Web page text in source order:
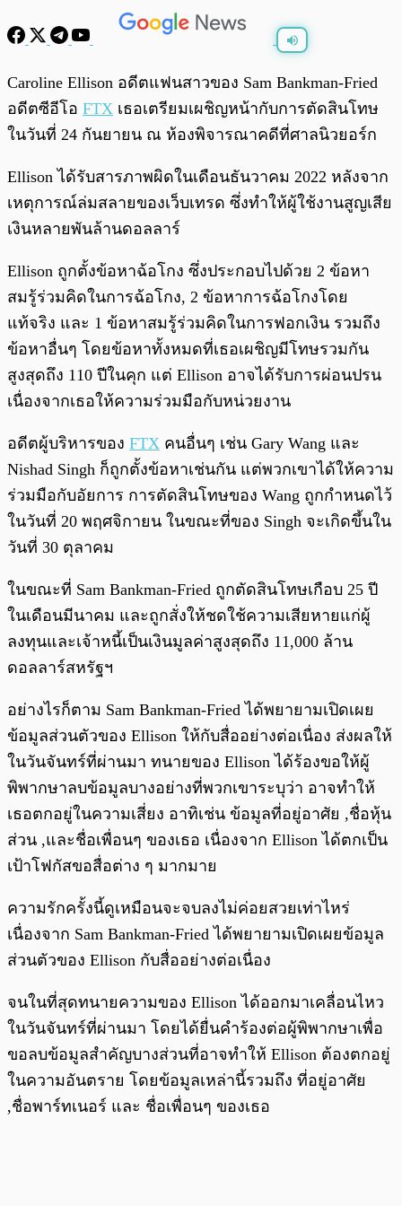
Caroline Ellison อดีตแฟนสาวของ Sam Bankman-Fried
อดีตซีอีโอ FTX เธอเตรียมเผชิญหน้ากับการตัดสินโทษ
ในวันที่ 24 กันยายน ณ ห้องพิจารณาคดีที่ศาลนิวยอร์ก
Ellison ได้รับสารภาพผิดในเดือนธันวาคม 2022 หลังจาก
เหตุการณ์ล่มสลายของเว็บเทรด ซึ่งทำให้ผู้ใช้งานสูญเสีย
เงินหลายพันล้านดอลลาร์
Ellison ถูกตั้งข้อหาฉ้อโกง ซึ่งประกอบไปด้วย 2 ข้อหา
สมรู้ร่วมคิดในการฉ้อโกง, 2 ข้อหาการฉ้อโกงโดย
แท้จริง และ 1 ข้อหาสมรู้ร่วมคิดในการฟอกเงิน รวมถึง
ข้อหาอื่นๆ โดยข้อหาทั้งหมดที่เธอเผชิญมีโทษรวมกัน
สูงสุดถึง 110 ปีในคุก แต่ Ellison อาจได้รับการผ่อนปรน
เนื่องจากเธอให้ความร่วมมือกับหน่วยงาน
อดีตผู้บริหารของ FTX คนอื่นๆ เช่น Gary Wang และ
Nishad Singh ก็ถูกตั้งข้อหาเช่นกัน แต่พวกเขาได้ให้ความ
ร่วมมือกับอัยการ การตัดสินโทษของ Wang ถูกกำหนดไว้
ในวันที่ 20 พฤศจิกายน ในขณะที่ของ Singh จะเกิดขึ้นใน
วันที่ 30 ตุลาคม
ในขณะที่ Sam Bankman-Fried ถูกตัดสินโทษเกือบ 25 ปี
ในเดือนมีนาคม และถูกสั่งให้ชดใช้ความเสียหายแก่ผู้
ลงทุนและเจ้าหนี้เป็นเงินมูลค่าสูงสุดถึง 11,000 ล้าน
ดอลลาร์สหรัฐฯ
อย่างไรก็ตาม Sam Bankman-Fried ได้พยายามเปิดเผย
ข้อมูลส่วนตัวของ Ellison ให้กับสื่ออย่างต่อเนื่อง ส่งผลให้
ในวันจันทร์ที่ผ่านมา ทนายของ Ellison ได้ร้องขอให้ผู้
พิพากษาลบข้อมูลบางอย่างที่พวกเขาระบุว่า อาจทำให้
เธอตกอยู่ในความเสี่ยง อาทิเช่น ข้อมูลที่อยู่อาศัย ,ชื่อหุ้น
ส่วน ,และชื่อเพื่อนๆ ของเธอ เนื่องจาก Ellison ได้ตกเป็น
เป้าโฟกัสขอสื่อต่าง ๆ มากมาย
ความรักครั้งนี้ดูเหมือนจะจบลงไม่ค่อยสวยเท่าไหร่
เนื่องจาก Sam Bankman-Fried ได้พยายามเปิดเผยข้อมูล
ส่วนตัวของ Ellison กับสื่ออย่างต่อเนื่อง
จนในที่สุดทนายความของ Ellison ได้ออกมาเคลื่อนไหว
ในวันจันทร์ที่ผ่านมา โดยได้ยื่นคำร้องต่อผู้พิพากษาเพื่อ
ขอลบข้อมูลสำคัญบางส่วนที่อาจทำให้ Ellison ต้องตกอยู่
ในความอันตราย โดยข้อมูลเหล่านี้รวมถึง ที่อยู่อาศัย
,ชื่อพาร์ทเนอร์ และ ชื่อเพื่อนๆ ของเธอ